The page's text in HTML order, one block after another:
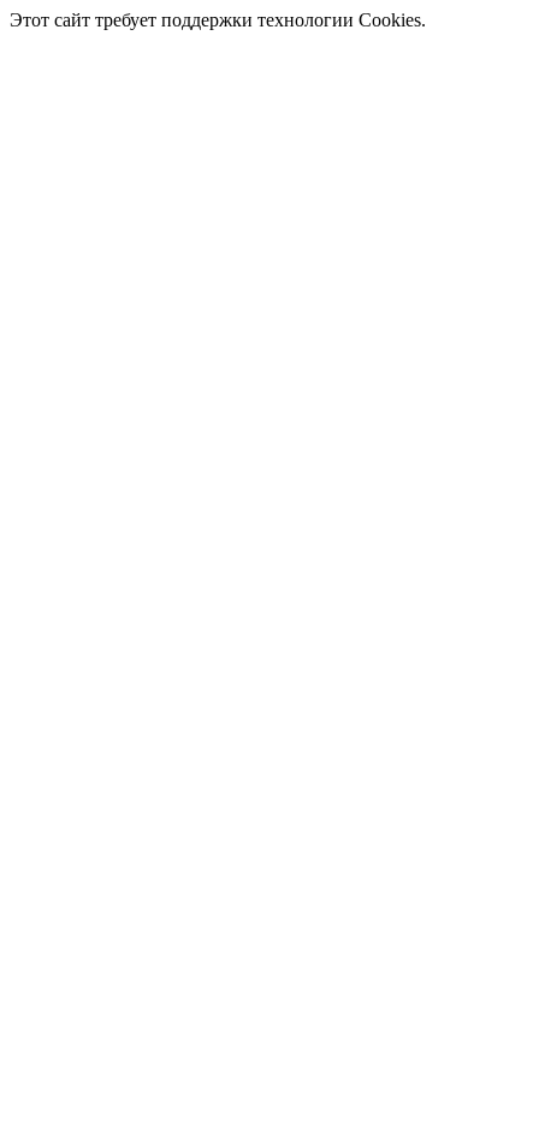
Этот сайт требует поддержки технологии Cookies.